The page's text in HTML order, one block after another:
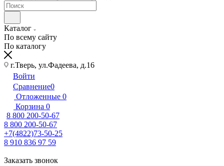
Каталог
По всему сайту
По каталогу
г.Тверь, ул.Фадеева, д.16
Войти
Сравнение0
Отложенные 0
Корзина 0
8 800 200-50-67
8 800 200-50-67
+7(4822)73-50-25
8 910 836 97 59
Заказать звонок